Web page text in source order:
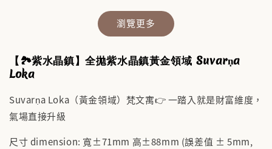
✨【水晶福袋】🔮 搶來的福袋沒中獎？水晶福
袋幫你翻盤💎能量UP💎
瀏覽更多
【🏞️紫水晶鎮】全拋紫水晶鎮黃金領域 Suvarṇa
Loka
Suvarṇa Loka（黃金領域）梵文寓👉 一踏入就是財富維度，
氣場直接升級
尺寸 dimension: 寬±71mm 高±88mm (誤差值 ± 5mm,